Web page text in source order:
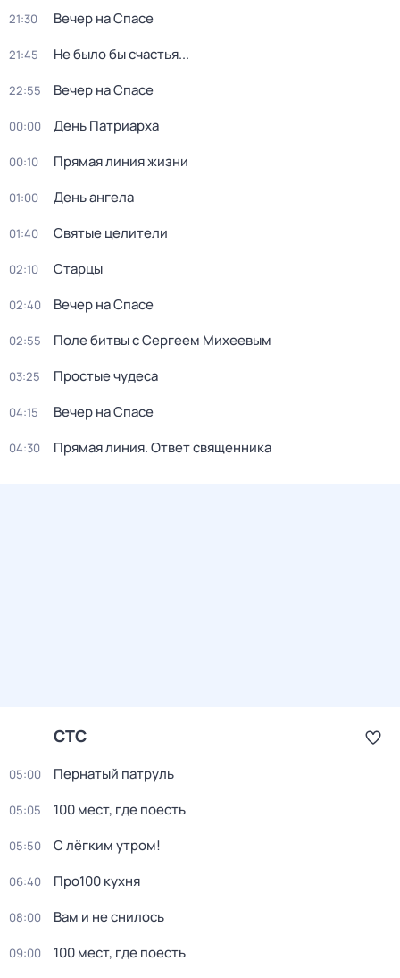
21:30 Вечер на Спасе
21:45 Не было бы счастья...
22:55 Вечер на Спасе
00:00 Дeнь Патриаpха
00:10 Прямая линия жизни
01:00 День ангела
01:40 Святые целители
02:10 Старцы
02:40 Вечер на Спасе
02:55 Поле битвы с Сергеем Михеевым
03:25 Простые чудеса
04:15 Вечер на Спасе
04:30 Прямая линия. Ответ священника
СТС
05:00 Пернатый патруль
05:05 100 мест, гдe поеcть
05:50 С лёгким утром!
06:40 Про100 кухня
08:00 Вам и не снилось
09:00 100 мест, гдe поеcть